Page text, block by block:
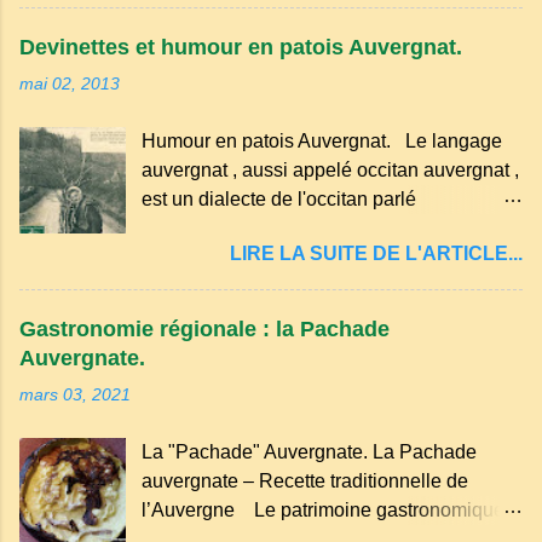
voisins se hâtent de planter dans le
aperçoit, il remet le pain sur le bon coté,
mais il doit payer autant de bouteilles de vin
qu’il y a de couteaux ou de fourchettes
d’Ambert). Les quatre chemins. Quand
deux chemins se rencontrent et se coupent,
leur intersection forme un carrefour qui a
Devinettes et humour en patois Auvergnat.
mai 02, 2013
Humour en patois Auvergnat. Le langage
auvergnat , aussi appelé occitan auvergnat ,
est un dialecte de l'occitan parlé
certaines parties du Massif central . Il
appartient à la famille des langues romanes
et est classé parmi les dialectes du nord-
occitan . Bien que le nombre de locuteurs
traditionnelle et les contes. Il a aussi
influencé le français parlé en Auvergne.
Caractéristiques du langage auvergnat
LIRE LA SUITE DE L'ARTICLE...
Gastronomie régionale : la Pachade
Auvergnate.
mars 03, 2021
La "Pachade" Auvergnate. La Pachade
auvergnate – Recette traditionnelle de
l’Auvergne Le patrimoine gastronomique